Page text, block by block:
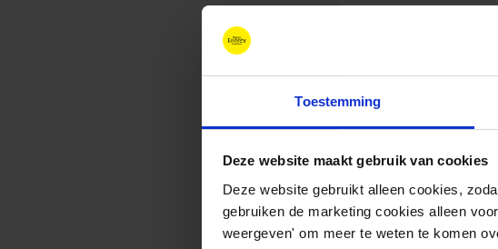
Toestemming
Deze website maakt gebruik van cookies
Deze website gebruikt alleen cookies,
gebruiken de marketing cookies alleen
weergeven' om meer te weten te komen